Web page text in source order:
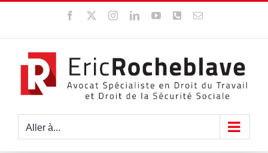
contenu
Facebook InstagramLinkedInYouTubeWhatsApp
Email
Aller à...